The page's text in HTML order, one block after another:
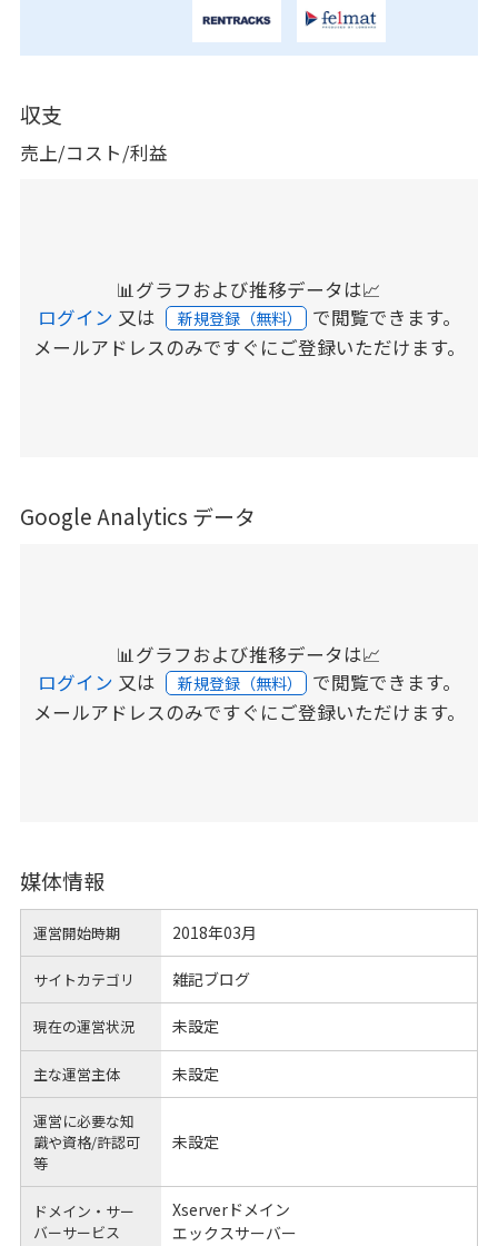
収支
売上/コスト/利益
📊グラフおよび推移データは📈
ログイン 又は 新規登録（無料） で閲覧できます。
メールアドレスのみですぐにご登録いただけます。
Google Analytics データ
📊グラフおよび推移データは📈
ログイン 又は 新規登録（無料） で閲覧できます。
メールアドレスのみですぐにご登録いただけます。
媒体情報
運営開始時期 2018年03月
サイトカテゴリ 雑記ブログ
現在の運営状況 未設定
主な運営主体 未設定
運営に必要な知
識や資格/許認可
等
未設定
ドメイン・サー
バーサービス
Xserverドメイン
エックスサーバー